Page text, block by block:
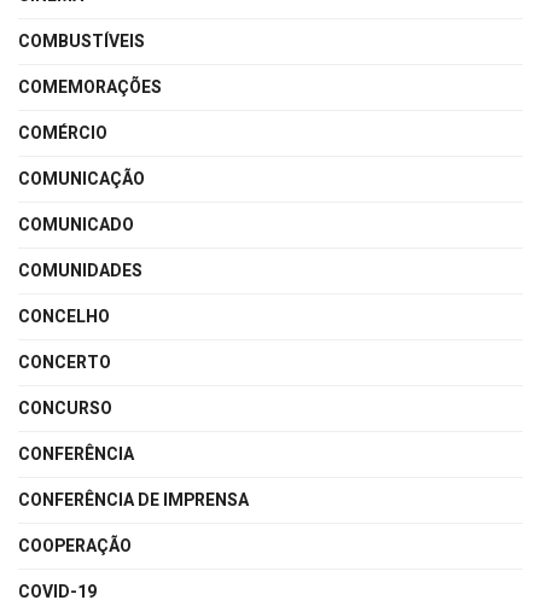
COMBUSTÍVEIS
COMEMORAÇÕES
COMÉRCIO
COMUNICAÇÃO
COMUNICADO
COMUNIDADES
CONCELHO
CONCERTO
CONCURSO
CONFERÊNCIA
CONFERÊNCIA DE IMPRENSA
COOPERAÇÃO
COVID-19